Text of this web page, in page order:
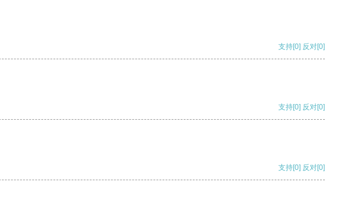
支持[0] 反对[0]
支持[0] 反对[0]
支持[0] 反对[0]